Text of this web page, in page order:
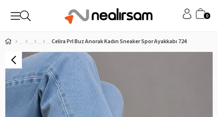
0
Celira Prl Buz Anorak Kadın Sneaker Spor Ayakkabı 724